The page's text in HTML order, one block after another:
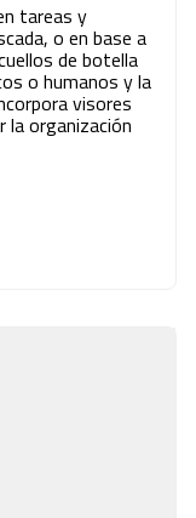
tareas y
o en base a
de botella
o humanos y la
visores
organización